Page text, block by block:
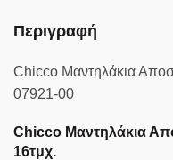
Περιγραφή
Chicco Μαντηλάκια
07921-00
Chicco Μαντηλάκια
16τμχ.